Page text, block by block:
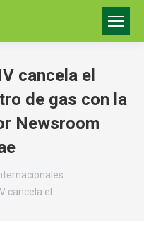
cancela el
de gas con la
Newsroom
cancela el…